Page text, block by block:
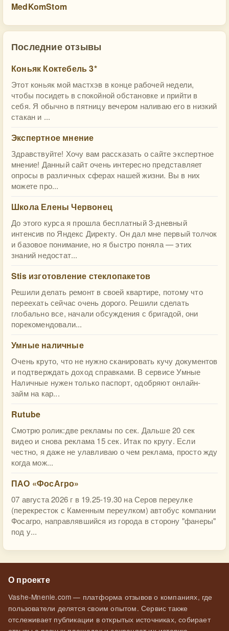
MedKomStom
Последние отзывы
Коньяк Коктебель 3*
Этот коньяк мой мастхэв в конце рабочей недели,
чтобы посидеть в спокойной обстановке и прийти в
себя. Я обычно в пятницу вечером наливаю его в низкий
стакан и ...
Экспертное мнение
Здравствуйте! Хочу вам рассказать о сайте экспертное
мнение! Данный сайт очень интересно представляет
опросы в различных сферах нашей жизни. Вы в них
можете про...
Школа Елены Червонец
До этого курса я прошла бесплатный 3-дневный
интенсив по Яндекс Директу. Он дал мне первый толчок
и базовое понимание, но я быстро поняла — этих
знаний недостат...
Stis изготовление стеклопакетов
Решили делать ремонт в своей квартире, потому что
переехать сейчас очень дорого. Решили сделать
глобально все, начали обсуждения с бригадой, они
порекомендовали...
Умные наличные
Очень круто, что не нужно сканировать кучу документов
и подтверждать доход справками. В сервисе Умные
Наличные нужен только паспорт, одобряют онлайн-
займ на кар...
Rutube
Смотрю ролик:две рекламы по сек. Дальше 20 сек
видео и снова реклама 15 сек. Итак по кругу. Если
честно, я даже не улавливаю о чем реклама, просто жду
когда мож...
ПАО «ФосАгро»
07 августа 2026 г в 19.25-19.30 на Серов переулке
(перекресток с Каменным переулком) автобус компании
Фосагро, направлявшийся из города в сторону "фанеры"
под у...
О проекте
Vashe-Mnenie.com — платформа отзывов о компаниях, где
пользователи делятся своим опытом. Сервис также
отслеживает публикации в открытых источниках, собирает